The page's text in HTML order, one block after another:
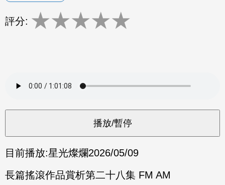
評分: ★★★★★
目前播放:星光燦爛2026/05/09
長篇搖滾作品賞析第二十八集 FM AM